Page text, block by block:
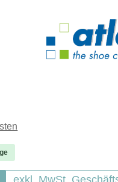
exkl. MwSt.